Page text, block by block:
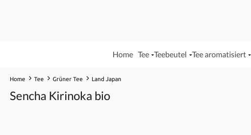
Home Tee Teebeutel Tee aromatisiert
Home Tee Grüner Tee Land Japan
Sencha Kirinoka bio